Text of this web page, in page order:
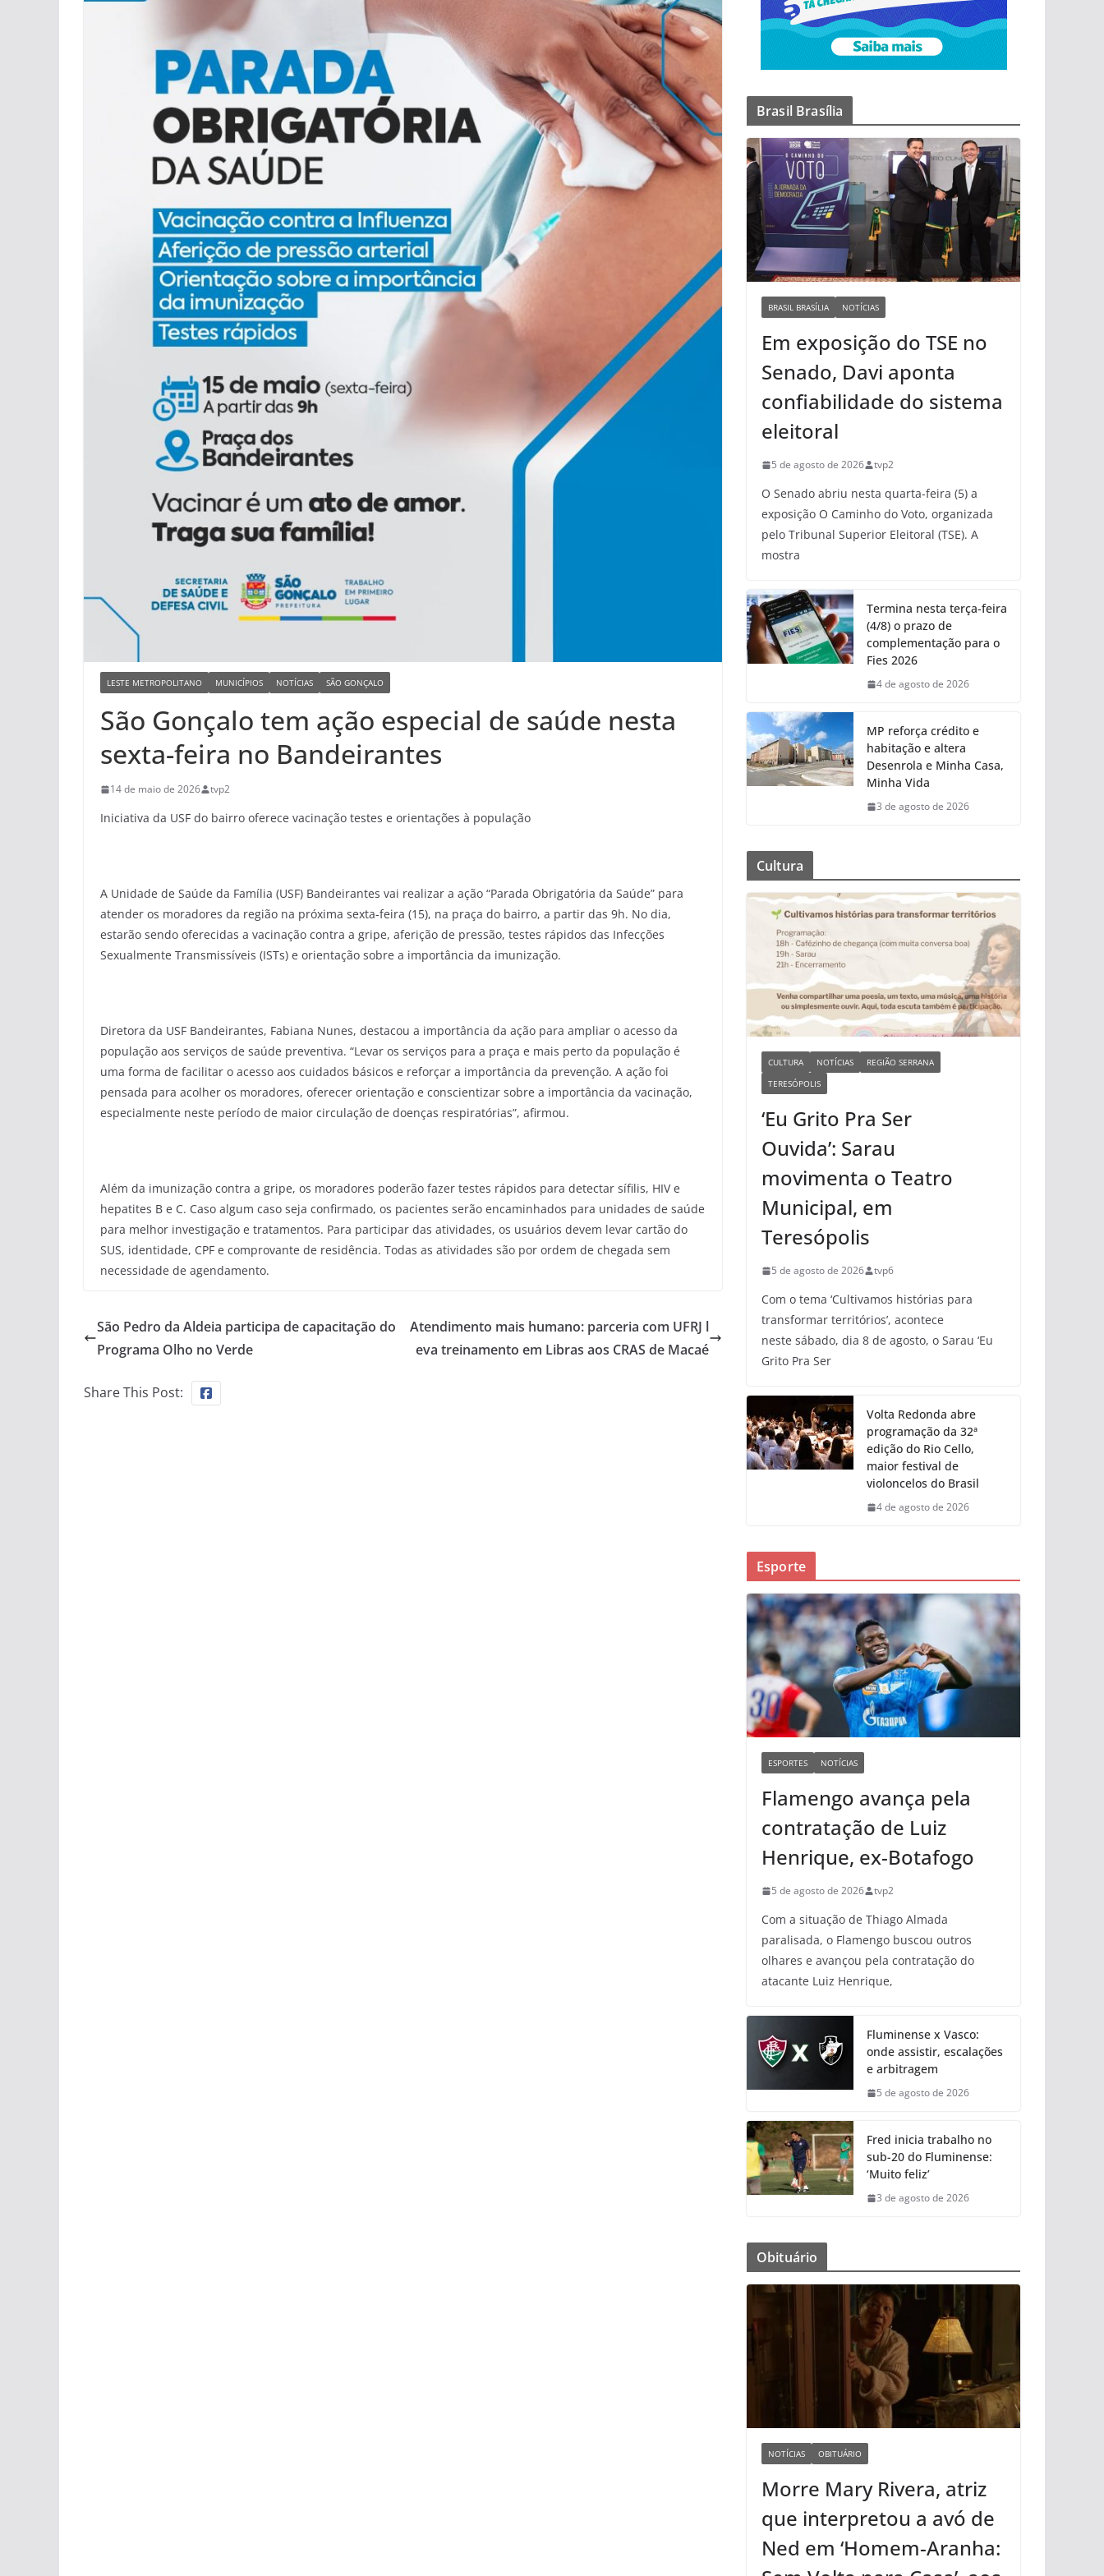
LESTE METROPOLITANO MUNICÍPIOS NOTÍCIAS SÃO GONÇALO
São Gonçalo tem ação especial de saúde nesta
sexta-feira no Bandeirantes
14 de maio de 2026 tvp2
Iniciativa da USF do bairro oferece vacinação testes e orientações à população
A Unidade de Saúde da Família (USF) Bandeirantes vai realizar a ação “Parada Obrigatória da Saúde” para
atender os moradores da região na próxima sexta-feira (15), na praça do bairro, a partir das 9h. No dia,
estarão sendo oferecidas a vacinação contra a gripe, aferição de pressão, testes rápidos das Infecções
Sexualmente Transmissíveis (ISTs) e orientação sobre a importância da imunização.
Diretora da USF Bandeirantes, Fabiana Nunes, destacou a importância da ação para ampliar o acesso da
população aos serviços de saúde preventiva. “Levar os serviços para a praça e mais perto da população é
uma forma de facilitar o acesso aos cuidados básicos e reforçar a importância da prevenção. A ação foi
pensada para acolher os moradores, oferecer orientação e conscientizar sobre a importância da vacinação,
especialmente neste período de maior circulação de doenças respiratórias”, afirmou.
Além da imunização contra a gripe, os moradores poderão fazer testes rápidos para detectar sífilis, HIV e
hepatites B e C. Caso algum caso seja confirmado, os pacientes serão encaminhados para unidades de saúde
para melhor investigação e tratamentos. Para participar das atividades, os usuários devem levar cartão do
SUS, identidade, CPF e comprovante de residência. Todas as atividades são por ordem de chegada sem
necessidade de agendamento.
São Pedro da Aldeia participa de capacitação do
Programa Olho no Verde
Atendimento mais humano: parceria com UFRJ l
eva treinamento em Libras aos CRAS de Macaé
Share This Post:
Brasil Brasília
BRASIL BRASÍLIA NOTÍCIAS
Em exposição do TSE no
Senado, Davi aponta
confiabilidade do sistema
eleitoral
5 de agosto de 2026 tvp2
O Senado abriu nesta quarta-feira (5) a
exposição O Caminho do Voto, organizada
pelo Tribunal Superior Eleitoral (TSE). A
mostra
Termina nesta terça-feira
(4/8) o prazo de
complementação para o
Fies 2026
4 de agosto de 2026
MP reforça crédito e
habitação e altera
Desenrola e Minha Casa,
Minha Vida
3 de agosto de 2026
Cultura
CULTURA NOTÍCIAS
REGIÃO SERRANA
TERESÓPOLIS
‘Eu Grito Pra Ser
Ouvida’: Sarau
movimenta o Teatro
Municipal, em
Teresópolis
5 de agosto de 2026 tvp6
Com o tema ‘Cultivamos histórias para
transformar territórios’, acontece
neste sábado, dia 8 de agosto, o Sarau ‘Eu
Grito Pra Ser
Volta Redonda abre
programação da 32ª
edição do Rio Cello,
maior festival de
violoncelos do Brasil
4 de agosto de 2026
Esporte
ESPORTES NOTÍCIAS
Flamengo avança pela
contratação de Luiz
Henrique, ex-Botafogo
5 de agosto de 2026 tvp2
Com a situação de Thiago Almada
paralisada, o Flamengo buscou outros
olhares e avançou pela contratação do
atacante Luiz Henrique,
Fluminense x Vasco:
onde assistir, escalações
e arbitragem
5 de agosto de 2026
Fred inicia trabalho no
sub-20 do Fluminense:
‘Muito feliz’
3 de agosto de 2026
Obituário
NOTÍCIAS OBITUÁRIO
Morre Mary Rivera, atriz
que interpretou a avó de
Ned em ‘Homem-Aranha: